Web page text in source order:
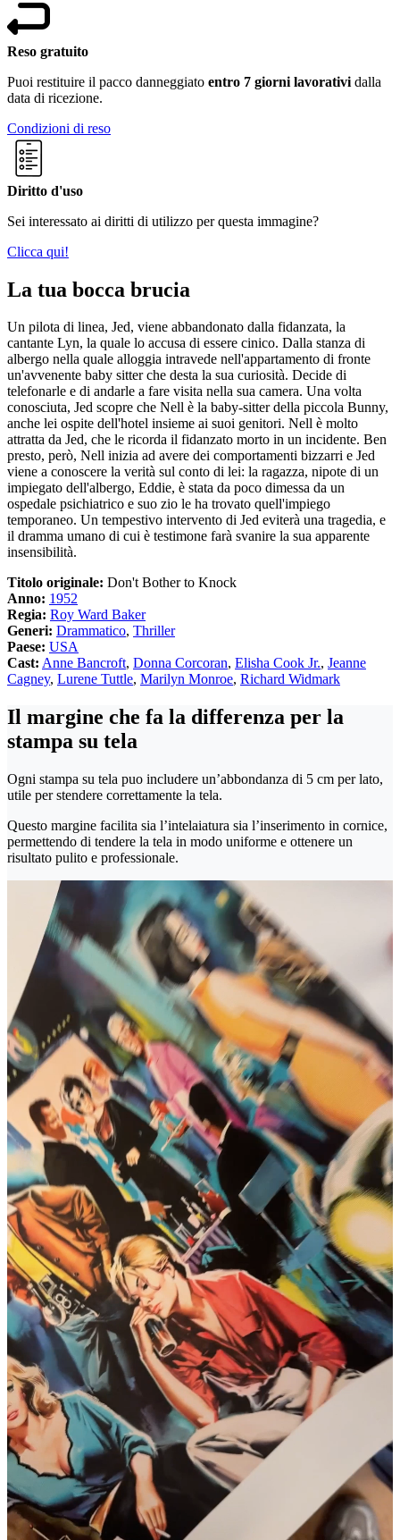
Reso gratuito
Puoi restituire il pacco danneggiato entro 7 giorni lavorativi dalla
data di ricezione.
Condizioni di reso
Diritto d'uso
Sei interessato ai diritti di utilizzo per questa immagine?
Clicca qui!
La tua bocca brucia
Un pilota di linea, Jed, viene abbandonato dalla fidanzata, la
cantante Lyn, la quale lo accusa di essere cinico. Dalla stanza di
albergo nella quale alloggia intravede nell'appartamento di fronte
un'avvenente baby sitter che desta la sua curiosità. Decide di
telefonarle e di andarle a fare visita nella sua camera. Una volta
conosciuta, Jed scopre che Nell è la baby-sitter della piccola Bunny,
anche lei ospite dell'hotel insieme ai suoi genitori. Nell è molto
attratta da Jed, che le ricorda il fidanzato morto in un incidente. Ben
presto, però, Nell inizia ad avere dei comportamenti bizzarri e Jed
viene a conoscere la verità sul conto di lei: la ragazza, nipote di un
impiegato dell'albergo, Eddie, è stata da poco dimessa da un
ospedale psichiatrico e suo zio le ha trovato quell'impiego
temporaneo. Un tempestivo intervento di Jed eviterà una tragedia, e
il dramma umano di cui è testimone farà svanire la sua apparente
insensibilità.
Titolo originale: Don't Bother to Knock
Anno: 1952
Regia: Roy Ward Baker
Generi: Drammatico, Thriller
Paese: USA
Cast: Anne Bancroft, Donna Corcoran, Elisha Cook Jr., Jeanne
Cagney, Lurene Tuttle, Marilyn Monroe, Richard Widmark
Il margine che fa la differenza per la
stampa su tela
Ogni stampa su tela puo includere un’abbondanza di 5 cm per lato,
utile per stendere correttamente la tela.
Questo margine facilita sia l’intelaiatura sia l’inserimento in cornice,
permettendo di tendere la tela in modo uniforme e ottenere un
risultato pulito e professionale.